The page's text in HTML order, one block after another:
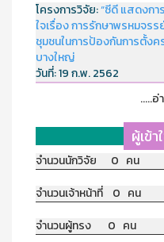
โครงการวิจัย:“ซีดี แสดงกา
ใจเรื่อง การรักษาพรหมจร
ชุมชนในการป้องกันการตั้งค
บางใหญ่
วันที่:19 ก.พ. 2562
.....อ่
ผู้เข้
จำนวนนักวิจัย 0 คน
จำนวนเจ้าหน้าที่ 0 คน
จำนวนผู้ทรง 0 คน